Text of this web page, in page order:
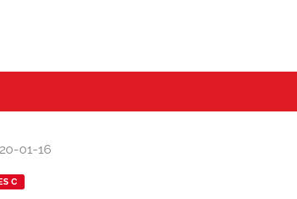
01-16
C